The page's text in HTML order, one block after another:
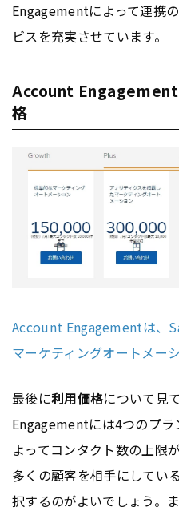
Engagementによって連携
ビスを充実させています。
Account
格
Account Engagementは、
マーケティングオートメー
最後に利用価格について見
Engagementには4つのプ
よってコンタクト数の上限
多くの顧客を相手にしてい
択するのがよいでしょう。